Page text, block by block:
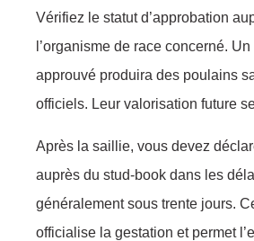
Vérifiez le statut d’approbation
l’organisme de race concerné.
approuvé produira des poulains
officiels. Leur valorisation future
Après la saillie, vous devez
auprès du stud-book dans les
généralement sous trente jours.
officialise la gestation et permet